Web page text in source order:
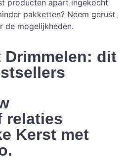
producten apart ingekocht
pakketten? Neem gerust
de mogelijkheden.
Drimmelen: dit
relaties
Kerst met